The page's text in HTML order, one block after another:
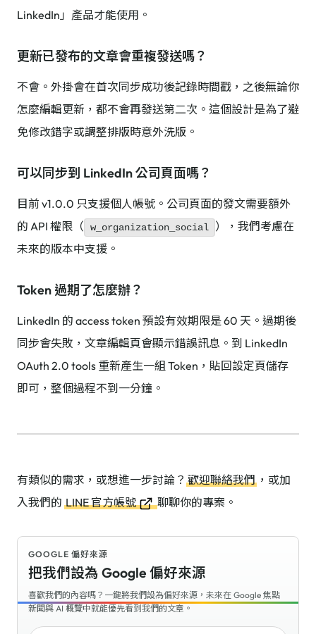
LinkedIn」產品才能使用。
更新已發布的文章會重複發送嗎？
不會。外掛會在首次同步成功後記錄時間戳，之後無論你
怎麼編輯更新，都不會再發送第二次。這個設計是為了避
免修改錯字或調整排版時意外洗版。
可以同步到 LinkedIn 公司頁面嗎？
目前 v1.0.0 只支援個人帳號。公司頁面的發文需要額外
的 API 權限（
w_organization_social
），我們考慮在
未來的版本中支援。
Token 過期了怎麼辦？
LinkedIn 的 access token 預設有效期限是 60 天。過期後
同步會失敗，文章編輯頁會顯示錯誤訊息。到 LinkedIn
OAuth 2.0 tools 重新產生一組 Token，貼回設定頁儲存
即可，整個過程不到一分鐘。
有類似的需求，或想進一步討論？ 歡迎聯絡我們 ，或加
入我們的 LINE 官方帳號 聊聊你的專案。
GOOGLE 偏好來源
把我們設為 Google 偏好來源
喜歡我們的內容嗎？一鍵將我們設為偏好來源，未來在 Google 焦點
新聞與 AI 概覽中就能優先看到我們的文章。